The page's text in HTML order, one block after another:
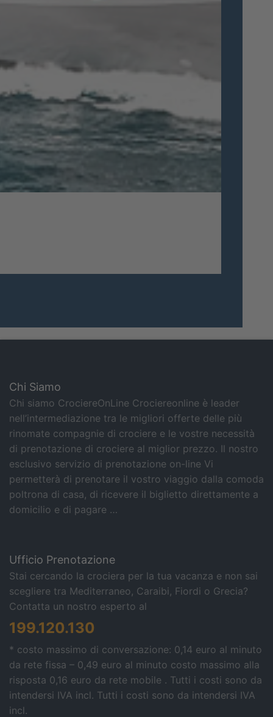
Chi Siamo
Chi siamo CrociereOnLine Crociereonline è leader
nell’intermediazione tra le migliori offerte delle più
rinomate compagnie di crociere e le vostre necessità
di prenotazione di crociere al miglior prezzo. Il nostro
esclusivo servizio di prenotazione on-line Vi
permetterà di prenotare il vostro viaggio dalla comoda
poltrona di casa, di ricevere il biglietto direttamente a
domicilio e di pagare …
Ufficio Prenotazione
Stai cercando la crociera per la tua vacanza e non sai
scegliere tra Mediterraneo, Caraibi, Fiordi o Grecia?
Contatta un nostro esperto al
199.120.130
* costo massimo di conversazione: 0,14 euro al minuto
da rete fissa – 0,49 euro al minuto costo massimo alla
risposta 0,16 euro da rete mobile . Tutti i costi sono da
intendersi IVA incl. Tutti i costi sono da intendersi IVA
incl.